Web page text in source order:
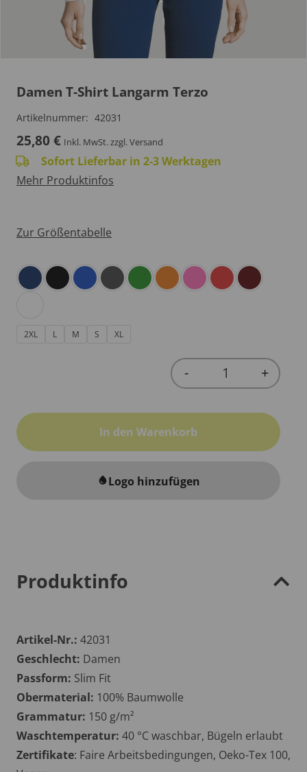
Damen T-Shirt Langarm Terzo
Artikelnummer: 42031
25,80 € Inkl. MwSt.zzgl. Versand
Sofort Lieferbar in 2-3 Werktagen
Mehr Produktinfos
Zur Größentabelle
2XL L M S XL
Quantity
- +
In den Warenkorb
water_dropLogo hinzufügen
Produktinfo
Artikel-Nr.: 42031
Geschlecht: Damen
Passform: Slim Fit
Obermaterial: 100% Baumwolle
Grammatur: 150 g/m²
Waschtemperatur: 40 °C waschbar, Bügeln erlaubt
Zertifikate: Faire Arbeitsbedingungen, Oeko-Tex 100,